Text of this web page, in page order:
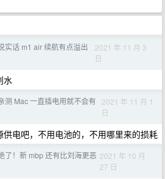
实话 m1 air 续航有点溢出
2021 年 11 月 3
日
水
测 Mac 一直插电用就不会有 2021 年 11 月 1
日
电吧，不用电池的，不用哪里来的损耗
了！新 mbp 还有比刘海更恶 2021 年 10 月
27 日